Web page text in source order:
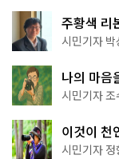
주황색 리
서울둘레
시민기자 박
나의 마음
상작 공개!
시민기자 조
이것이 천
나볼까
시민기자 정